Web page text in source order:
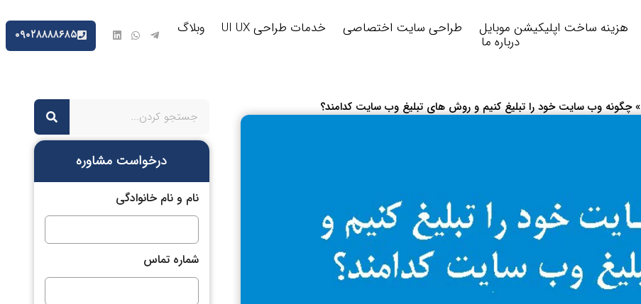
هزینه ساخت اپلیکیشن موبایل طراحی سایت اختصاصی خدمات طراحی UI UX وبلاگ
درباره ما ۰۹۰۲۸۸۸۸۶۸۵
»چگونه وب‌ سایت خود را تبلیغ کنیم و روش‌ های تبلیغ وب سایت کدامند؟
درخواست مشاوره
نام و نام خانوادگی
شماره تماس